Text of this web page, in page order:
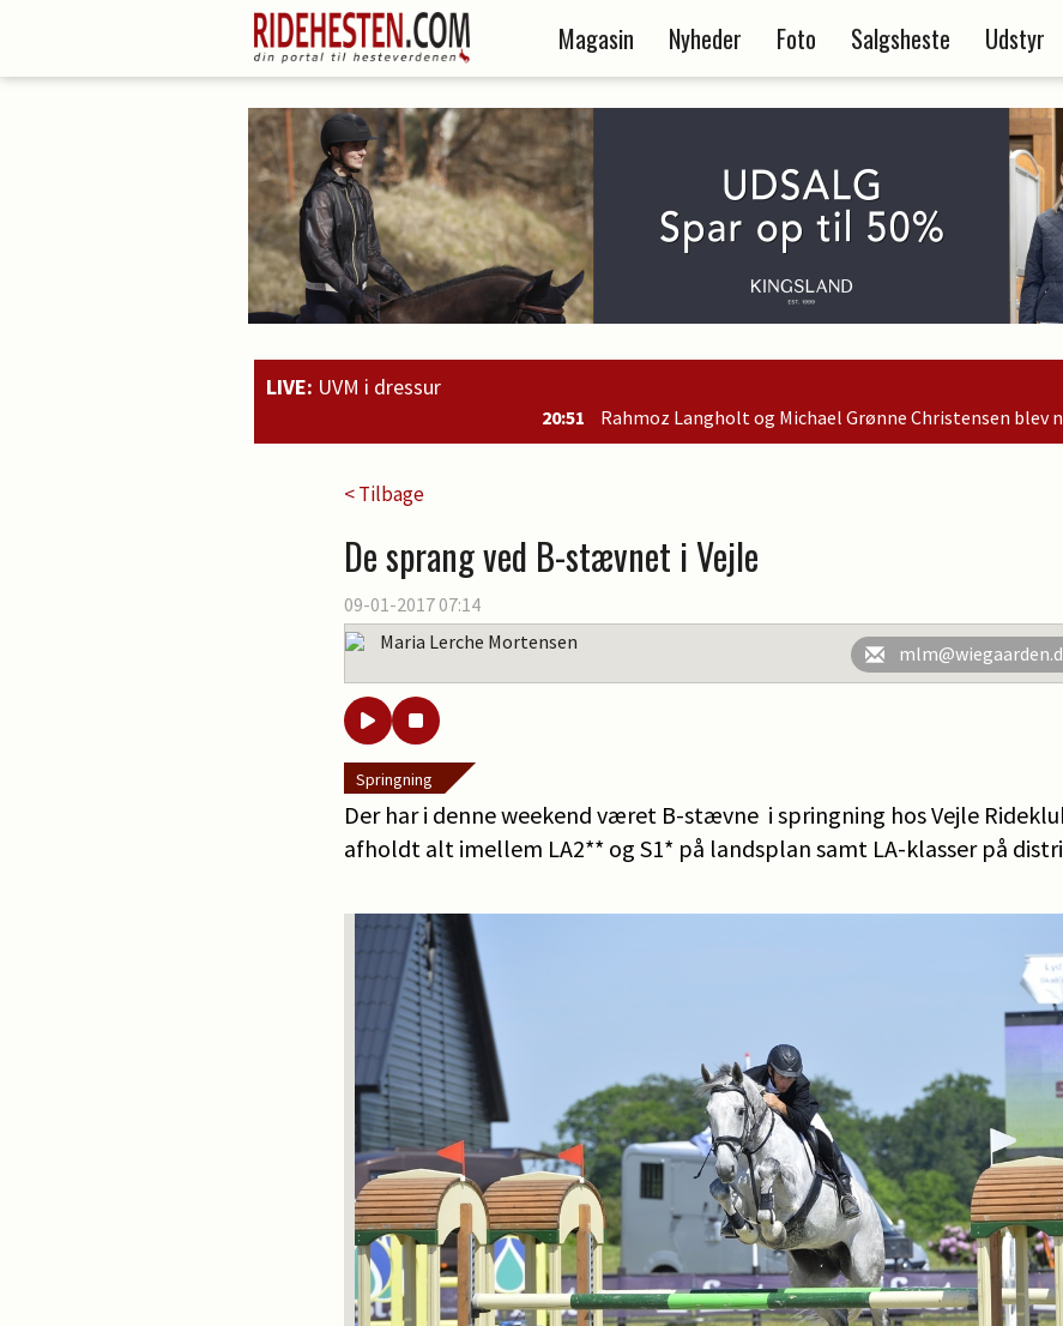
Magasin Nyheder Foto Salgsheste Udstyr
LIVE: UVM i dressur
Rahmoz Langholt og Michael Grønne Christensen blev nr. 2 i B-finalen og er dermed
< Tilbage
De sprang ved B-stævnet i Vejle
09-01-2017 07:14
Maria Lerche Mortensen
Springning
Der har i denne weekend været B-stævne i springning hos Vejle
afholdt alt imellem LA2** og S1* på landsplan samt LA-klasser på